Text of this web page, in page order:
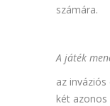
számára.
A játék
az
két